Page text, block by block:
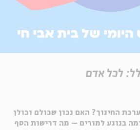
החינוך? האם נכון שכולם וכולן
בנוגע למורים – מה דרישות הסף